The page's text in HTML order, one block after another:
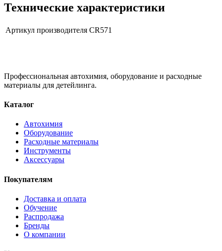
Технические характеристики
Артикул производителя CR571
Профессиональная автохимия, оборудование и расходные
материалы для детейлинга.
Каталог
Автохимия
Оборудование
Расходные материалы
Инструменты
Аксессуары
Покупателям
Доставка и оплата
Обучение
Распродажа
Бренды
О компании